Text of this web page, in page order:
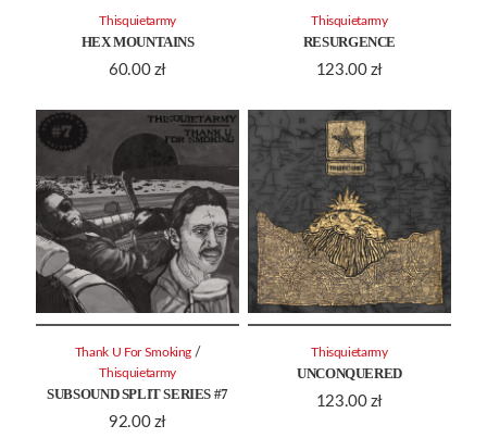
HEX MOUNTAINS
60.00 zł
Thisquietarmy
RESURGENCE
123.00 zł
Thisquietarmy
SUBSOUND SPLIT SERIES #7
92.00 zł
Thank U For Smoking /
Thisquietarmy
UNCONQUERED
123.00 zł
Thisquietarmy